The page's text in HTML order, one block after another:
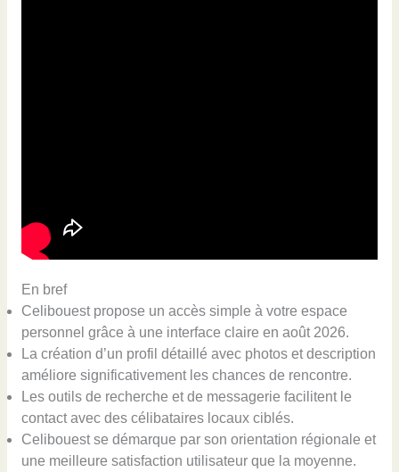
En bref
Celibouest propose un accès simple à votre espace
personnel grâce à une interface claire en août 2026.
La création d’un profil détaillé avec photos et description
améliore significativement les chances de rencontre.
Les outils de recherche et de messagerie facilitent le
contact avec des célibataires locaux ciblés.
Celibouest se démarque par son orientation régionale et
une meilleure satisfaction utilisateur que la moyenne.